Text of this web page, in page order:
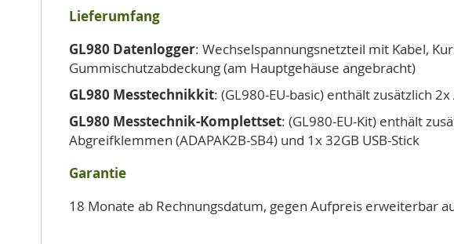
Lieferumfang
GL980 Datenlogger: Wechselspannungsnetzteil mit Kabel,
Gummischutzabdeckung (am Hauptgehäuse angebracht)
GL980 Messtechnikkit: (GL980-EU-basic) enthält zusätzlich
GL980 Messtechnik-Komplettset: (GL980-EU-Kit) enthält
Abgreifklemmen (ADAPAK2B-SB4) und 1x 32GB USB-Stick
Garantie
18 Monate ab Rechnungsdatum, gegen Aufpreis erweiterbar